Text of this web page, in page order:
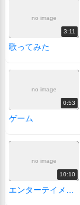
no image
3:11
歌ってみた
no image
0:53
ゲーム
no image
10:10